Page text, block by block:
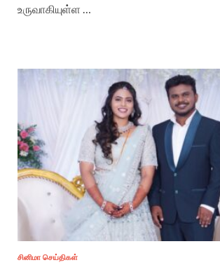
உருவாகியுள்ள …
சினிமா செய்திகள்